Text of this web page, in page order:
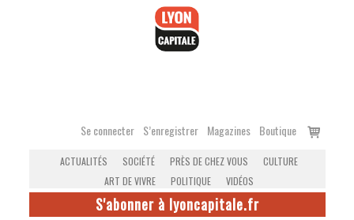
Se connecter S’enregistrer Magazines Boutique
Voir
ACTUALITÉS SOCIÉTÉ PRÈS DE CHEZ VOUS
CULTURE
ART DE VIVRE
POLITIQUE VIDÉOS
S'abonner à lyoncapitale.fr